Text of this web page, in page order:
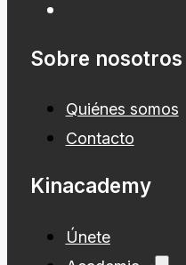
Sobre nosotros
Quiénes somos
Contacto
Kinacademy
Únete